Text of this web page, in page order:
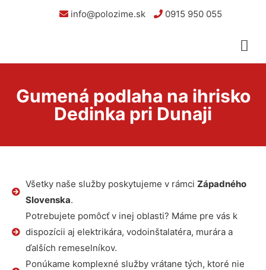
info@polozime.sk 0915 950 055
Gumená podlaha na ihrisko
Dedinka pri Dunaji
Všetky naše služby poskytujeme v rámci Západného
Slovenska.
Potrebujete pomôcť v inej oblasti? Máme pre vás k
dispozícii aj elektrikára, vodoinštalatéra, murára a
ďalších remeselníkov.
Ponúkame komplexné služby vrátane tých, ktoré nie